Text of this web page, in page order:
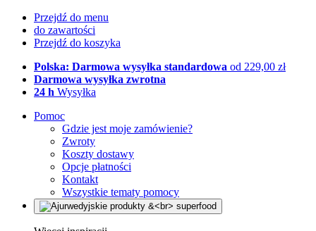
Przejdź do menu
do zawartości
Przejdź do koszyka
Polska: Darmowa wysyłka standardowa od 229,00 zł
Darmowa wysyłka zwrotna
24 h Wysyłka
Pomoc
Gdzie jest moje zamówienie?
Zwroty
Koszty dostawy
Opcje płatności
Kontakt
Wszystkie tematy pomocy